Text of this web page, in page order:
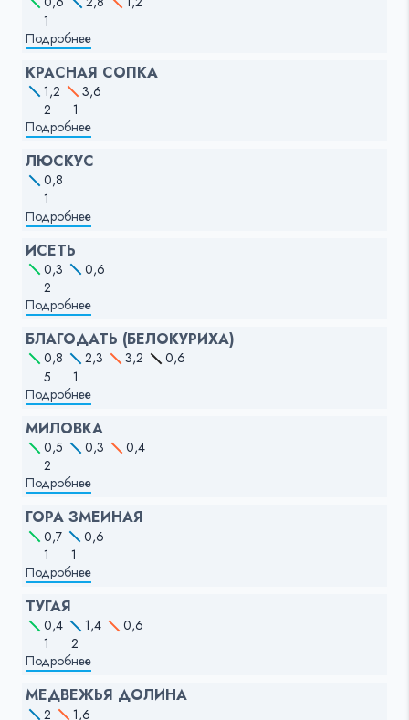
1
Подробнее
КРАСНАЯ СОПКА
1,2
3,6
2
1
Подробнее
ЛЮСКУС
0,8
1
Подробнее
ИСЕТЬ
0,3
0,6
2
Подробнее
БЛАГОДАТЬ (БЕЛОКУРИХА)
0,8 2,3 3,2
0,6
5
1
Подробнее
МИЛОВКА
0,5 0,3
0,4
2
Подробнее
ГОРА ЗМЕИНАЯ
0,7
0,6
1
1
Подробнее
ТУГАЯ
0,4 1,4
0,6
1
2
Подробнее
МЕДВЕЖЬЯ ДОЛИНА
2 1,6